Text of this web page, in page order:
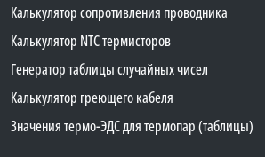
Калькулятор сопротивления проводника
Калькулятор NTC термисторов
Генератор таблицы случайных чисел
Калькулятор греющего кабеля
Значения термо-ЭДС для термопар (таблицы)